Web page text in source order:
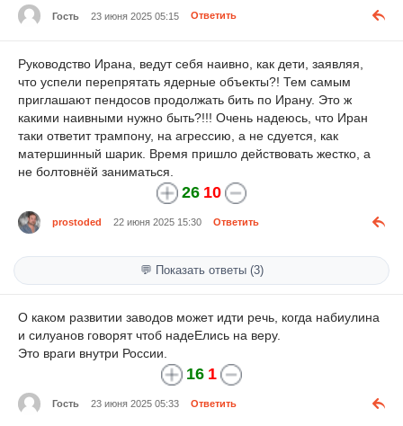
Гость 23 июня 2025 05:15 Ответить
Руководство Ирана, ведут себя наивно, как дети, заявляя,
что успели перепрятать ядерные объекты?! Тем самым
приглашают пендосов продолжать бить по Ирану. Это ж
какими наивными нужно быть?!!! Очень надеюсь, что Иран
таки ответит трампону, на агрессию, а не сдуется, как
матершинный шарик. Время пришло действовать жестко, а
не болтовнёй заниматься.
26 10
prostoded 22 июня 2025 15:30 Ответить
💬 Показать ответы (3)
О каком развитии заводов может идти речь, когда набиулина
и силуанов говорят чтоб надеЕлись на веру.
Это враги внутри России.
16 1
Гость 23 июня 2025 05:33 Ответить